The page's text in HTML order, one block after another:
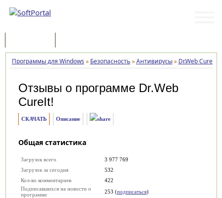
Программы для Windows » Безопасность»Антивирусы» Dr.Web CureIt!
Отзывы о программе Dr.Web
CureIt!
СКАЧАТЬ Описание
Общая статистика
Загрузок всего
3 977 769
Загрузок за сегодня
532
Кол-во комментариев
422
Подписавшихся на новости о
программе
253 (подписаться)